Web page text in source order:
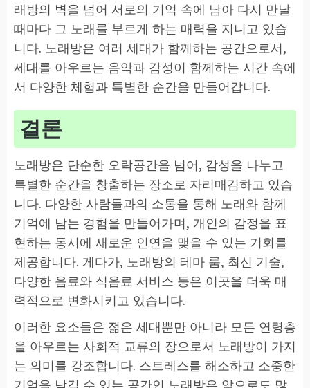
래방의 벽을 넘어 서로의 기억 속에 남아 다시 만날
때마다 그 노래를 부르게 하는 매력을 지니고 있습
니다. 노래방은 여러 세대가 함께하는 공간으로서,
세대를 아우르는 음악과 감성이 함께하는 시간 속에
서 다양한 체험과 특별한 순간을 만들어갑니다.
결론
노래방은 단순한 오락공간을 넘어, 감성을 나누고
특별한 순간을 창출하는 장소로 자리매김하고 있습
니다. 다양한 사람들과의 소통을 통해 노래와 함께
기억에 남는 경험을 만들어가며, 개인의 감정을 표
현하는 동시에 새로운 인연을 맺을 수 있는 기회를
제공합니다. 게다가, 노래방의 테마 룸, 최신 기술,
다양한 음료와 식음료 서비스 등은 이곳을 더욱 매
력적으로 변화시키고 있습니다.
이러한 요소들은 젊은 세대뿐만 아니라 모든 연령층
을 아우르는 사회적 교류의 장으로서 노래방이 가지
는 의미를 강조합니다. 스트레스를 해소하고 소중한
기억을 남길 수 있는 공간인 노래방은 앞으로도 많